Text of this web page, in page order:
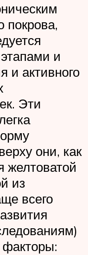
покрова,
и
и активного
Эти
они, как
желтоватой
из
всего